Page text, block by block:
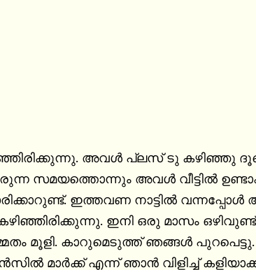
പ്ലസ്‌ ടു കഴിഞ്ഞു ദൂരെ ഒരു കോളേജില്‍ ആണ്
സമയത്തൊന്നും അവള്‍ വീട്ടില്‍
ഇത്തവണ നാട്ടില്‍ വന്നപ്പോള്‍
ഇനി ഒരു മാസം
മൂളി. കാറുമെടുത്ത് ഞങ്ങള്‍
പെണ്ണ് ഇതാ വളര്‍ന്ന് ഒരു